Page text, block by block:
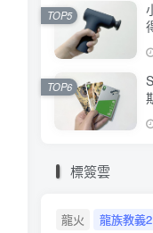
TOP5
TOP6
標簽雲
龍火 龍族教義2